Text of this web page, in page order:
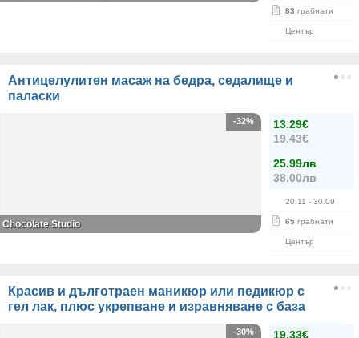
83 грабнати
Център
Антицелулитен масаж на бедра, седалище и
паласки
13.29€
19.43€
25.99лв
38.00лв
20.11 - 30.09
65 грабнати
Център
-32%
Chocolate Studio
Красив и дълготраен маникюр или педикюр с
гел лак, плюс укрепване и изравняване с база
19.33€
-30%